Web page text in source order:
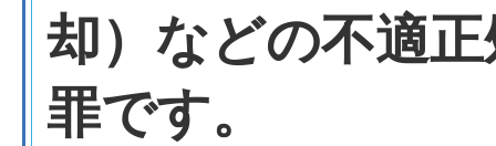
却）などの不適
罪です。